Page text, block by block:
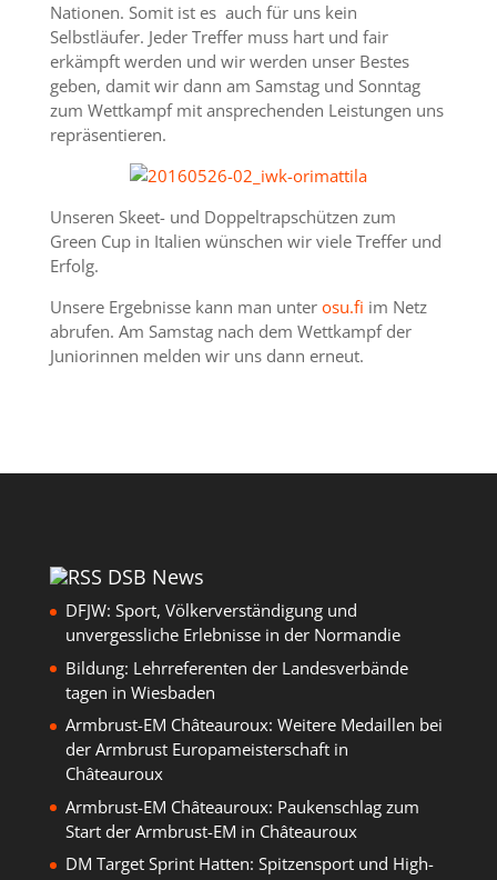
Nationen. Somit ist es auch für uns kein
Selbstläufer. Jeder Treffer muss hart und fair
erkämpft werden und wir werden unser Bestes
geben, damit wir dann am Samstag und Sonntag
zum Wettkampf mit ansprechenden Leistungen uns
repräsentieren.
Unseren Skeet- und Doppeltrapschützen zum
Green Cup in Italien wünschen wir viele Treffer und
Erfolg.
Unsere Ergebnisse kann man unter osu.fi im Netz
abrufen. Am Samstag nach dem Wettkampf der
Juniorinnen melden wir uns dann erneut.
DSB News
DFJW: Sport, Völkerverständigung und
unvergessliche Erlebnisse in der Normandie
Bildung: Lehrreferenten der Landesverbände
tagen in Wiesbaden
Armbrust-EM Châteauroux: Weitere Medaillen bei
der Armbrust Europameisterschaft in
Châteauroux
Armbrust-EM Châteauroux: Paukenschlag zum
Start der Armbrust-EM in Châteauroux
DM Target Sprint Hatten: Spitzensport und High-